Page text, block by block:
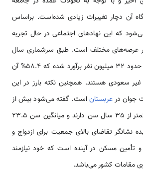
آن دچار تغییرات زیادی شده‌است. براساس
که این نهادهای اجتماعی در حال تجربه
عرصه‌های مختلف است. طبق سرشماری سال
حدود 32 میلیون نفر برآورد شده که 58.4% آن
شهروند سعودی و%41.6 غیر سعودی هستند. همچنین نکته بارز در این
جوان درعربستاناست. گفته می‌شود بیش از
هفتاد درصد شهروندان کمتر از 35 سال سن دارند و میانگین سن 23.5
نشانگر تقاضای بالای جمعیت برای ازدواج و
و تأمین مسکن در آینده است که خود نیازمند
مقامات کشور می‌باشد.